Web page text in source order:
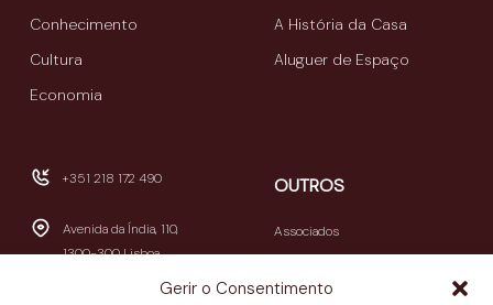
Gerir o Consentimento
Conhecimento
Cultura
Economia
A História da Casa
Aluguer de Espaço
+351 218 172 490
Avenida da Índia, 110,
1300-300 Lisboa
OUTROS
Associados